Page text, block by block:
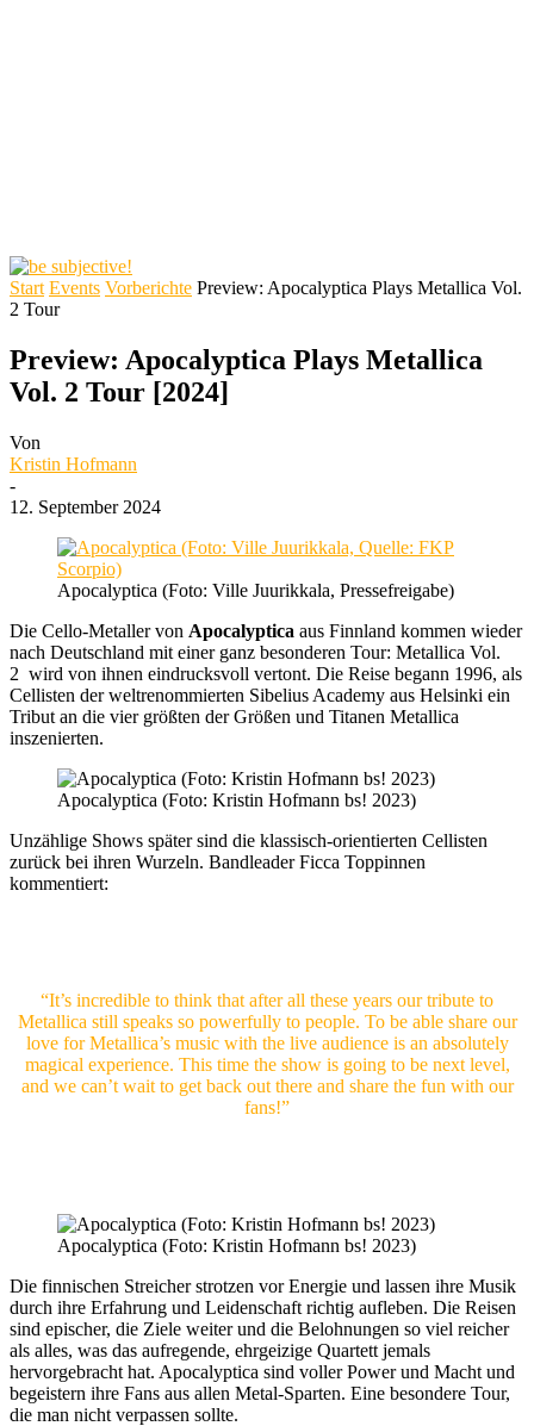
Start Events Vorberichte Preview: Apocalyptica Plays Metallica Vol.
2 Tour
Preview: Apocalyptica Plays Metallica
Vol. 2 Tour [2024]
Von
Kristin Hofmann
-
12. September 2024
Apocalyptica (Foto: Ville Juurikkala, Pressefreigabe)
Die Cello-Metaller von Apocalyptica aus Finnland kommen wieder
nach Deutschland mit einer ganz besonderen Tour: Metallica Vol.
2 wird von ihnen eindrucksvoll vertont. Die Reise begann 1996, als
Cellisten der weltrenommierten Sibelius Academy aus Helsinki ein
Tribut an die vier größten der Größen und Titanen Metallica
inszenierten.
Apocalyptica (Foto: Kristin Hofmann bs! 2023)
Unzählige Shows später sind die klassisch-orientierten Cellisten
zurück bei ihren Wurzeln. Bandleader Ficca Toppinnen
kommentiert:
“It’s incredible to think that after all these years our tribute to
Metallica still speaks so powerfully to people. To be able share our
love for Metallica’s music with the live audience is an absolutely
magical experience. This time the show is going to be next level,
and we can’t wait to get back out there and share the fun with our
fans!”
Apocalyptica (Foto: Kristin Hofmann bs! 2023)
Die finnischen Streicher strotzen vor Energie und lassen ihre Musik
durch ihre Erfahrung und Leidenschaft richtig aufleben. Die Reisen
sind epischer, die Ziele weiter und die Belohnungen so viel reicher
als alles, was das aufregende, ehrgeizige Quartett jemals
hervorgebracht hat. Apocalyptica sind voller Power und Macht und
begeistern ihre Fans aus allen Metal-Sparten. Eine besondere Tour,
die man nicht verpassen sollte.